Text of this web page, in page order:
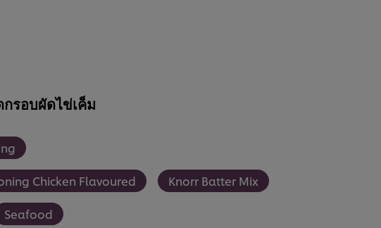
รอบผัดไข่เค็ม
Chicken Flavoured Knorr Batter Mix
Seafood